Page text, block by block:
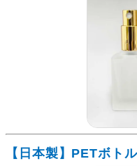
【日本製】PETボト